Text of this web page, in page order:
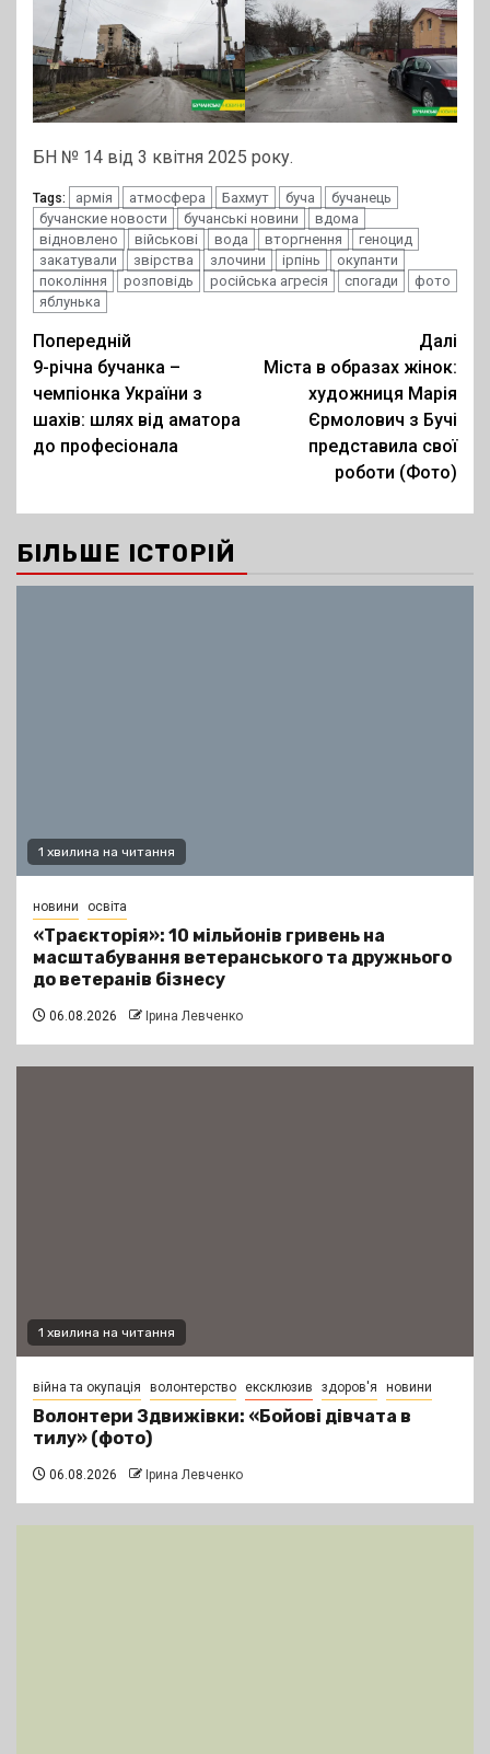
БН № 14 від 3 квітня 2025 року.
Tags: армія атмосфера Бахмут буча
бучанець
бучанские новости
бучанські новини
вдома
відновлено
військові вода вторгнення
геноцид
закатували
звірства злочини ірпінь
окупанти
покоління
розповідь російська агресія спогади
фото
яблунька
Post
navigation
Попередній
9-річна бучанка –
чемпіонка України з
шахів: шлях від аматора
до професіонала
Далі
Міста в образах жінок:
художниця Марія
Єрмолович з Бучі
представила свої
роботи (Фото)
БІЛЬШЕ ІСТОРІЙ
1 хвилина на читання
новини освіта
«Траєкторія»: 10 мільйонів гривень на
масштабування ветеранського та дружнього
до ветеранів бізнесу
06.08.2026 Ірина Левченко
1 хвилина на читання
війна та окупація волонтерство ексклюзив здоров'я новини
Волонтери Здвижівки: «Бойові дівчата в
тилу» (фото)
06.08.2026 Ірина Левченко